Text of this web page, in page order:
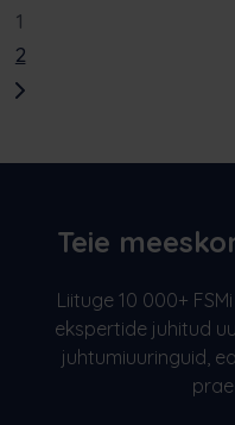
1
2
Teie
Liituge 10 000+
ekspertide juhitud
juhtumiuuringuid,